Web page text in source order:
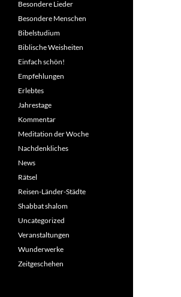
Besondere Lieder
Besondere Menschen
Bibelstudium
Biblische Weisheiten
Einfach schön!
Empfehlungen
Erlebtes
Jahrestage
Kommentar
Meditation der Woche
Nachdenkliches
News
Rätsel
Reisen-Länder-Städte
Shabbat shalom
Uncategorized
Veranstaltungen
Wunderwerke
Zeitgeschehen